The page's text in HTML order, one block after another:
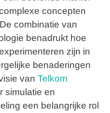
concepten
combinatie van
benadrukt hoe
zijn in
benaderingen
van Telkom
simulatie en
een belangrijke rol